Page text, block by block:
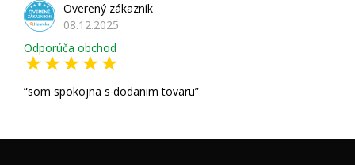
Overený zákazník
08.12.2025
Odporúča obchod
som spokojna s dodanim tovaru